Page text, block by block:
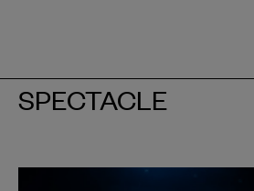
SPECTACLE